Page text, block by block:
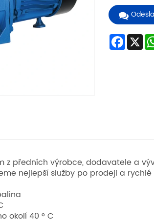
X
z předních výrobce, dodavatele a
nejlepší služby po prodeji a
okolí 40 ° C